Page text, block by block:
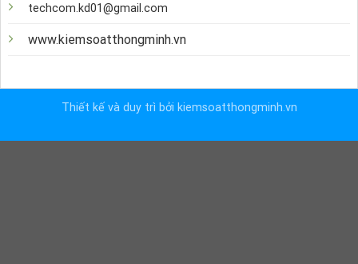
techcom.kd01@gmail.com
www.kiemsoatthongminh.vn
Thiết kế và duy trì bởi kiemsoatthongminh.vn